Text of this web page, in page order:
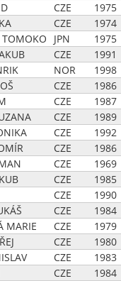
CZE
1975
CZE
1974
TOMOKO JPN
1975
CZE
1991
NOR
1998
CZE
1986
CZE
1987
CZE
1989
CZE
1992
CZE
1986
CZE
1969
CZE
1985
CZE
1990
CZE
1984
MARIE CZE
1979
CZE
1980
CZE
1983
CZE
1984